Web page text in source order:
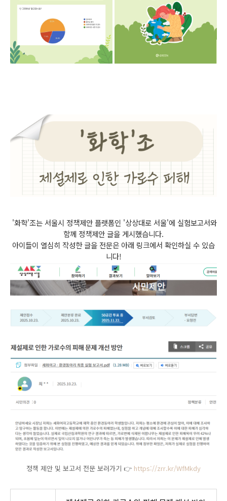
'화학'조는 서울시 정책제안 플랫폼인 '상상대로 서울'에 실험보고서와
함께 정책제안 글을 게시했습니다.
아이들이 열심히 작성한 글을 전문은 아래 링크에서 확인하실 수 있습
니다!
정책 제안 및 보고서 전문 보러가기 👉 https://zrr.kr/WfMkdy